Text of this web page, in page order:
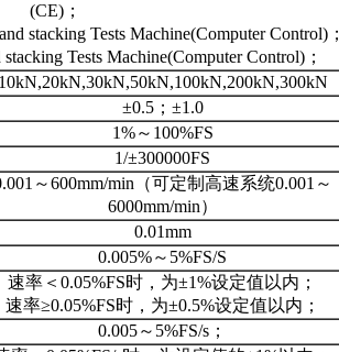
(CE)；
stacking Tests Machine(Computer Control)；
Tests Machine(Computer Control)；
10kN,20kN,30kN,50kN,100kN,200kN,300kN
±0.5；±1.0
1%～100%FS
1/±300000FS
～600mm/min（可定制高速系统0.001～
6000mm/min）
0.01mm
0.005%～5%FS/S
速率＜0.05%FS时，为±1%设定值以内；
速率≥0.05%FS时，为±0.5%设定值以内；
0.005～5%FS/s；